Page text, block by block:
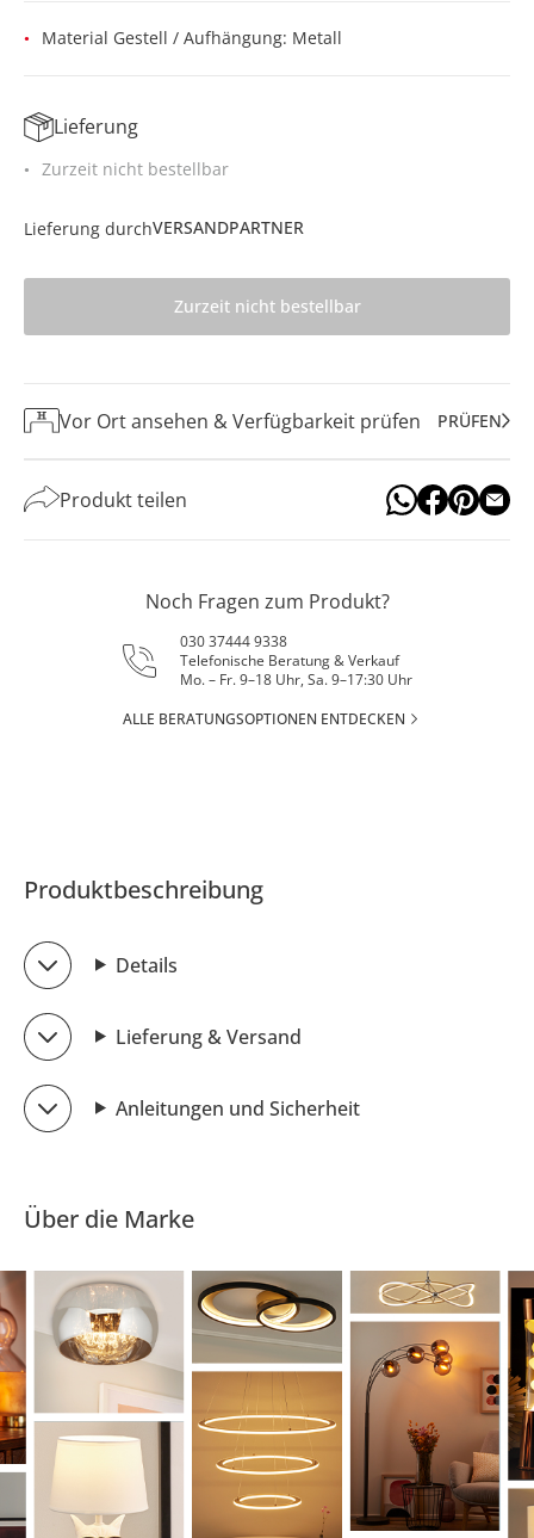
Material Gestell / Aufhängung: Metall
Lieferung
Zurzeit nicht bestellbar
Lieferung durchVERSANDPARTNER
Zurzeit nicht bestellbar
Vor Ort ansehen & Verfügbarkeit prüfen PRÜFEN
Produkt teilen
Noch Fragen zum Produkt?
030 37444 9338
Telefonische Beratung & Verkauf
Mo. – Fr. 9–18 Uhr, Sa. 9–17:30 Uhr
ALLE BERATUNGSOPTIONEN ENTDECKEN
Produktbeschreibung
Details
Lieferung & Versand
Anleitungen und Sicherheit
Über die Marke